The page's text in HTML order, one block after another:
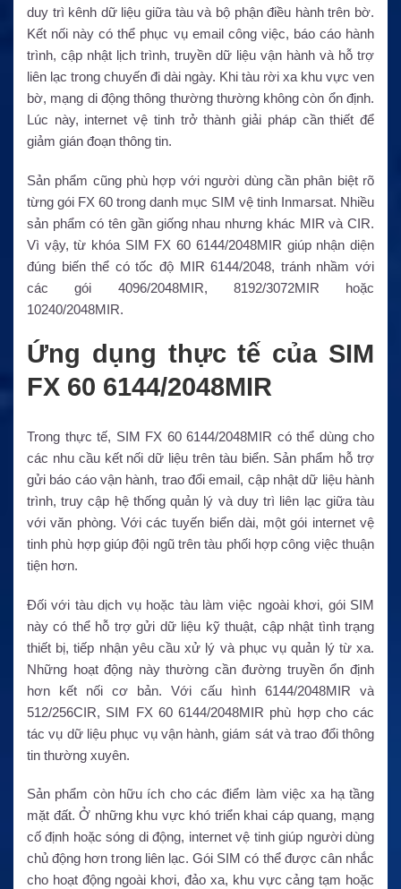
duy trì kênh dữ liệu giữa tàu và bộ phận điều hành trên bờ.
Kết nối này có thể phục vụ email công việc, báo cáo hành
trình, cập nhật lịch trình, truyền dữ liệu vận hành và hỗ trợ
liên lạc trong chuyến đi dài ngày. Khi tàu rời xa khu vực ven
bờ, mạng di động thông thường thường không còn ổn định.
Lúc này, internet vệ tinh trở thành giải pháp cần thiết để
giảm gián đoạn thông tin.
Sản phẩm cũng phù hợp với người dùng cần phân biệt rõ
từng gói FX 60 trong danh mục SIM vệ tinh Inmarsat. Nhiều
sản phẩm có tên gần giống nhau nhưng khác MIR và CIR.
Vì vậy, từ khóa SIM FX 60 6144/2048MIR giúp nhận diện
đúng biến thể có tốc độ MIR 6144/2048, tránh nhầm với
các gói 4096/2048MIR, 8192/3072MIR hoặc
10240/2048MIR.
Ứng dụng thực tế của SIM
FX 60 6144/2048MIR
Trong thực tế, SIM FX 60 6144/2048MIR có thể dùng cho
các nhu cầu kết nối dữ liệu trên tàu biển. Sản phẩm hỗ trợ
gửi báo cáo vận hành, trao đổi email, cập nhật dữ liệu hành
trình, truy cập hệ thống quản lý và duy trì liên lạc giữa tàu
với văn phòng. Với các tuyến biển dài, một gói internet vệ
tinh phù hợp giúp đội ngũ trên tàu phối hợp công việc thuận
tiện hơn.
Đối với tàu dịch vụ hoặc tàu làm việc ngoài khơi, gói SIM
này có thể hỗ trợ gửi dữ liệu kỹ thuật, cập nhật tình trạng
thiết bị, tiếp nhận yêu cầu xử lý và phục vụ quản lý từ xa.
Những hoạt động này thường cần đường truyền ổn định
hơn kết nối cơ bản. Với cấu hình 6144/2048MIR và
512/256CIR, SIM FX 60 6144/2048MIR phù hợp cho các
tác vụ dữ liệu phục vụ vận hành, giám sát và trao đổi thông
tin thường xuyên.
Sản phẩm còn hữu ích cho các điểm làm việc xa hạ tầng
mặt đất. Ở những khu vực khó triển khai cáp quang, mạng
cố định hoặc sóng di động, internet vệ tinh giúp người dùng
chủ động hơn trong liên lạc. Gói SIM có thể được cân nhắc
cho hoạt động ngoài khơi, đảo xa, khu vực cảng tạm hoặc